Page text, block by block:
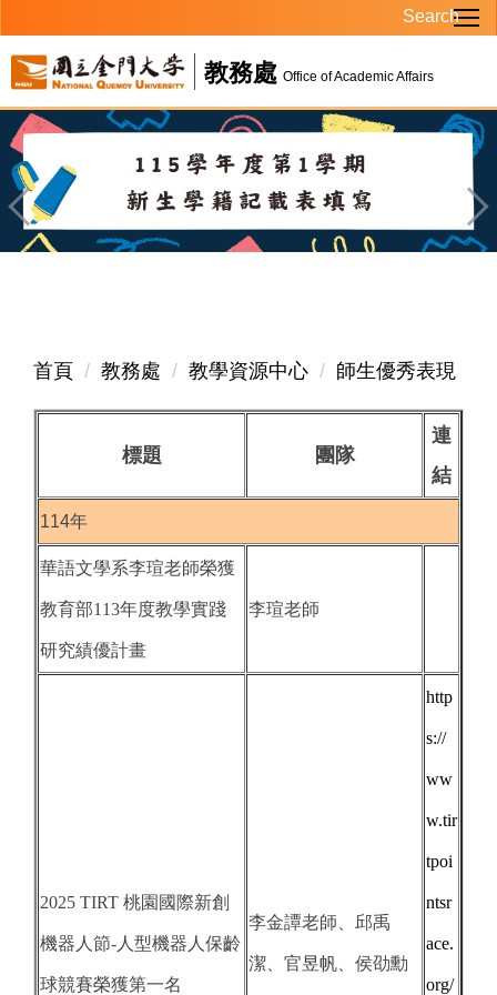
到
主
要
內
容
區
教務處 Office of Academic Affairs
Search
首頁 教務處 教學資源中心 師生優秀表現
標題 團隊
連
結
114年
華語文學系李瑄老師榮獲
教育部113年度教學實踐
研究績優計畫
李瑄老師
2025 TIRT 桃園國際新創
機器人節-人型機器人保齡
球競賽榮獲第一名
李金譚老師、邱禹
潔、官昱帆、侯劭勳
http
s://
ww
w.tir
tpoi
ntsr
ace.
org/